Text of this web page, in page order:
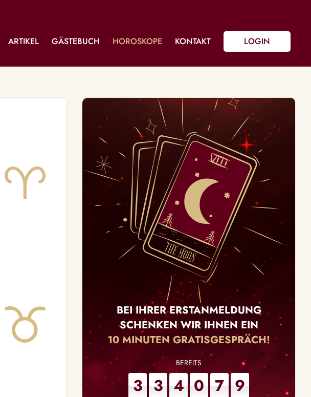
ARTIKEL GÄSTEBUCH HOROSKOPE KONTAKT LOGIN
BEI IHRER ERSTANMELDUNG
SCHENKEN WIR IHNEN EIN
10 MINUTEN GRATISGESPRÄCH!
3 3 4 0 7 9